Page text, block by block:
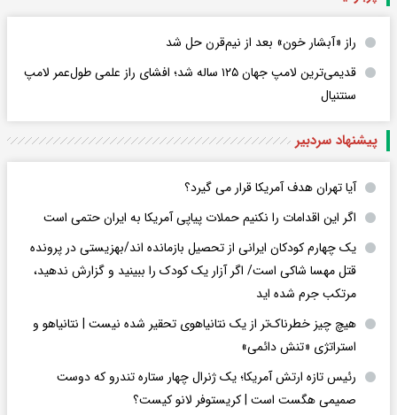
راز «آبشار خون» بعد از نیم‌قرن حل شد
قدیمی‌ترین لامپ جهان ۱۲۵ ساله شد؛ افشای راز علمی طول‌عمر لامپ
سنتنیال
پیشنهاد سردبیر
آیا تهران هدف آمریکا قرار می گیرد؟
اگر این اقدامات را نکنیم حملات پیاپی آمریکا به ایران حتمی است
یک چهارم کودکان ایرانی از تحصیل بازمانده اند/بهزیستی در پرونده
قتل مهسا شاکی است/ اگر آزار یک کودک را ببینید و گزارش ندهید،
مرتکب جرم شده اید
هیچ چیز خطرناک‌تر از یک نتانیاهوی تحقیر شده نیست | نتانیاهو و
استراتژی «تنش دائمی»
رئیس تازه ارتش آمریکا؛ یک ژنرال چهار ستاره تندرو که دوست
صمیمی هگست است | کریستوفر لانو کیست؟